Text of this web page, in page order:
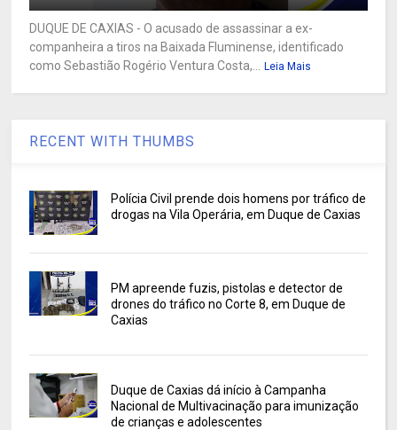
DUQUE DE CAXIAS - O acusado de assassinar a ex-
companheira a tiros na Baixada Fluminense, identificado
como Sebastião Rogério Ventura Costa,...
Leia Mais
RECENT WITH THUMBS
Polícia Civil prende dois homens por tráfico de
drogas na Vila Operária, em Duque de Caxias
PM apreende fuzis, pistolas e detector de
drones do tráfico no Corte 8, em Duque de
Caxias
Duque de Caxias dá início à Campanha
Nacional de Multivacinação para imunização
de crianças e adolescentes